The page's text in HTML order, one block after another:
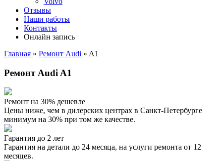
Отзывы
Наши работы
Контакты
Онлайн запись
Главная » Ремонт Audi » A1
Ремонт Audi A1
Ремонт на 30% дешевле
Цены ниже, чем в дилерских центрах в Санкт-Петербурге
минимум на 30% при том же качестве.
Гарантия до 2 лет
Гарантия на детали до 24 месяца, на услуги ремонта от 12
месяцев.